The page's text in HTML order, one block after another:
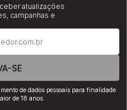
atualizações
campanhas e
SE
de dados pessoais para finalidade
de 18 anos.